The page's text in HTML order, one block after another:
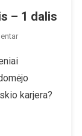
– 1 dalis
Zu
Ritter:
Agentas
Zelenskis
karjera?